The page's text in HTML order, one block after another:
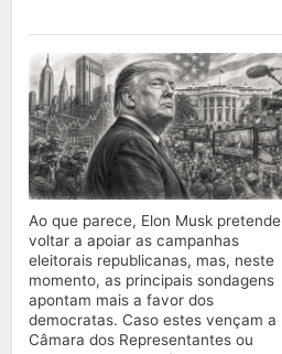
Ao que parece, Elon Musk pretende
voltar a apoiar as campanhas
eleitorais republicanas, mas, neste
momento, as principais sondagens
apontam mais a favor dos
democratas. Caso estes vençam a
Câmara dos Representantes ou